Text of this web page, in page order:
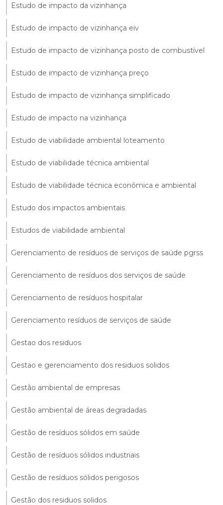
Estudo de impacto da vizinhança
Estudo de impacto de vizinhança eiv
Estudo de impacto de vizinhança posto de combustível
Estudo de impacto de vizinhança preço
Estudo de impacto de vizinhança simplificado
Estudo de impacto na vizinhança
Estudo de viabilidade ambiental loteamento
Estudo de viabilidade técnica ambiental
Estudo de viabilidade técnica econômica e ambiental
Estudo dos impactos ambientais
Estudos de viabilidade ambiental
Gerenciamento de resíduos de serviços de saúde pgrss
Gerenciamento de resíduos dos serviços de saúde
Gerenciamento de resíduos hospitalar
Gerenciamento resíduos de serviços de saúde
Gestao dos residuos
Gestao e gerenciamento dos residuos solidos
Gestão ambiental de empresas
Gestão ambiental de áreas degradadas
Gestão de resíduos sólidos em saúde
Gestão de resíduos sólidos industriais
Gestão de resíduos sólidos perigosos
Gestão dos residuos solidos